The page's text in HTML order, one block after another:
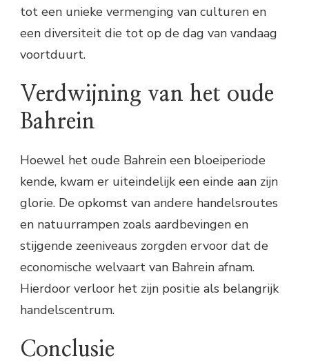
tot een unieke vermenging van culturen en
een diversiteit die tot op de dag van vandaag
voortduurt.
Verdwijning van het oude
Bahrein
Hoewel het oude Bahrein een bloeiperiode
kende, kwam er uiteindelijk een einde aan zijn
glorie. De opkomst van andere handelsroutes
en natuurrampen zoals aardbevingen en
stijgende zeeniveaus zorgden ervoor dat de
economische welvaart van Bahrein afnam.
Hierdoor verloor het zijn positie als belangrijk
handelscentrum.
Conclusie